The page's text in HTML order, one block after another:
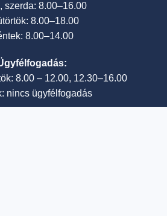
szerda: 8.00–16.00
8.00–18.00
8.00–14.00
8.00 – 12.00, 12.30–16.00
nincs ügyfélfogadás